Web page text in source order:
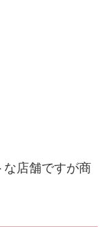
な店舗ですが商